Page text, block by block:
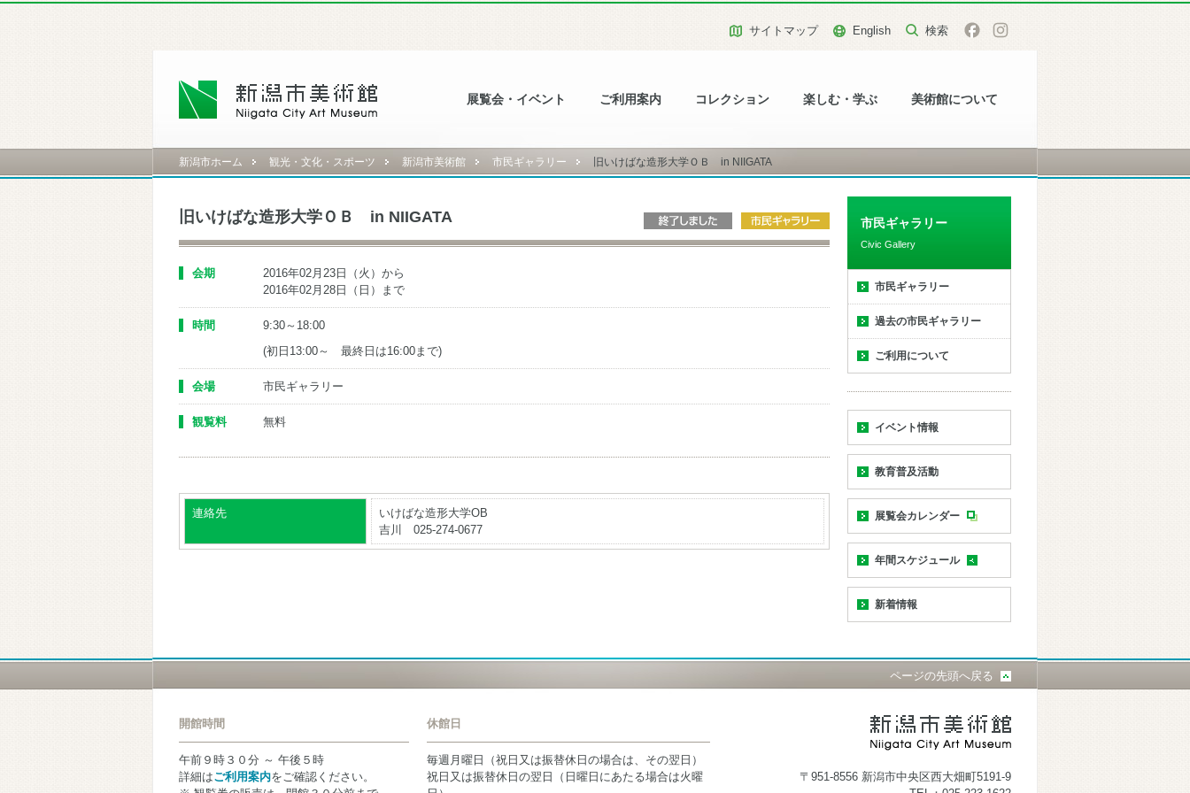
展覧会・イベント ご利用案内 コレクション 楽しむ・学ぶ 美術館について
サイトマップ English
新潟市ホーム 観光・文化・スポーツ 新潟市美術館 市民ギャラリー 旧いけばな造形大学ＯＢ in NIIGATA
旧いけばな造形大学ＯＢ in NIIGATA
会期
2016年02月23日（火）から
2016年02月28日（日）まで
時間
9:30～18:00
(初日13:00～ 最終日は16:00まで)
会場 市民ギャラリー
観覧料 無料
連絡先
いけばな造形大学OB
吉川 025-274-0677
市民ギャラリー
Civic Gallery
市民ギャラリー
過去の市民ギャラリー
ご利用について
イベント情報
教育普及活動
展覧会カレンダー
年間スケジュール
新着情報
ページの先頭へ戻る
開館時間
午前９時３０分 ～ 午後５時
詳細はご利用案内をご確認ください。
休館日
毎週月曜日（祝日又は振替休日の場合は、その翌日）
祝日又は振替休日の翌日（日曜日にあたる場合は火曜
〒951-8556 新潟市中央区西大畑町5191-9